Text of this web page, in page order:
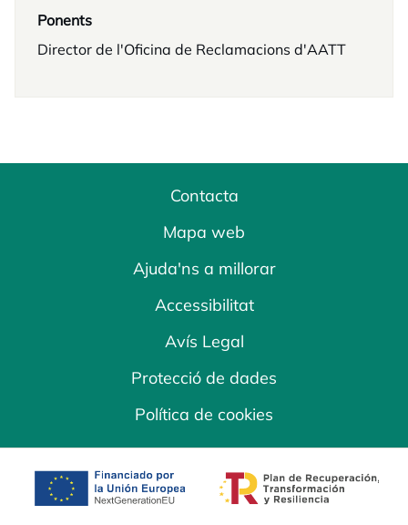
Ponents
Director de l'Oficina de Reclamacions d'AATT
Contacta
Mapa web
Ajuda'ns a millorar
Accessibilitat
Avís Legal
Protecció de dades
Política de cookies
opens in a new tab opens in a new